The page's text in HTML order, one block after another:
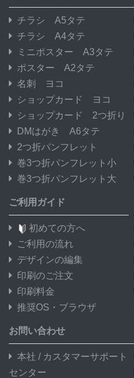
チラシ A5タテ
チラシ A4タテ
ミニポスター A3タテ
ポスター A2タテ
名刺 ヨコ
ショップカード ヨコ
ショップカード 2つ折り
DMはがき A6タテ
2つ折パンフレット
巻3つ折パンフレット小
巻3つ折パンフレット大
ご利用ガイド
初めての方へ
ご利用の流れ
デザインの編集
印刷のご注文
印刷料金
推奨OS・ブラウザ
お問い合わせ
本社 / カスタマーサポート
センター